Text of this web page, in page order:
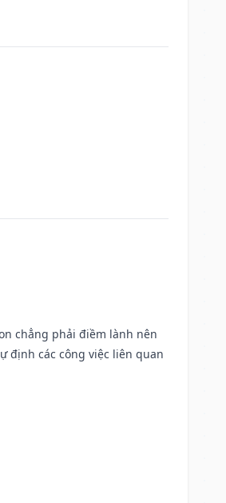
chẳng phải điềm lành nên
định các công việc liên quan